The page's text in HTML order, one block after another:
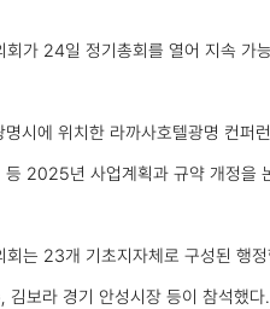
회가 24일 정기총회를 열어 지속 가
시에 위치한 라까사호텔광명 컨퍼
등 2025년 사업계획과 규약 개정을
회는 23개 기초지자체로 구성된 행
김보라 경기 안성시장 등이 참석했다.